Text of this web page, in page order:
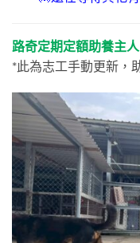
路奇定期定額助養主
*此為志工手動更新，